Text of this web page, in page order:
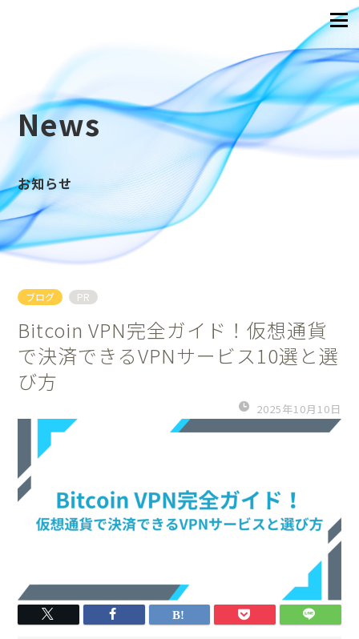
News
お知らせ
ブログ PR
Bitcoin VPN完全ガイド！仮想通貨
で決済できるVPNサービス10選と選
び方
2025年10月10日